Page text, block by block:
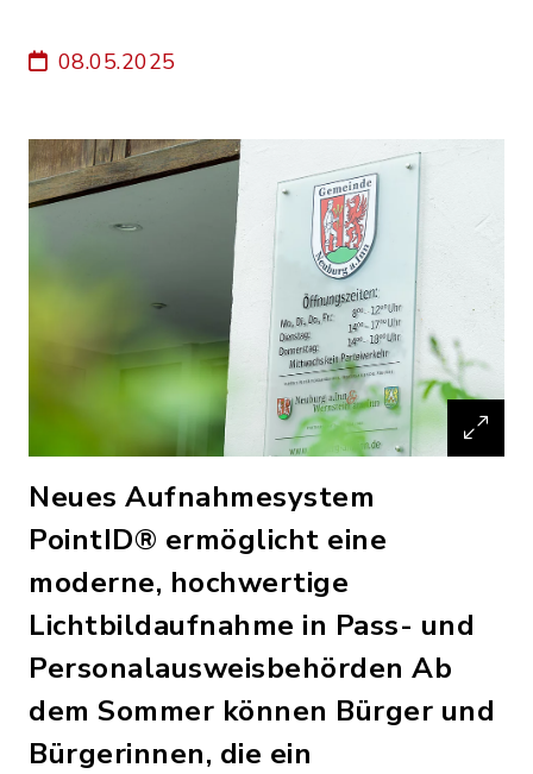
08.05.2025
Neues Aufnahmesystem
PointID® ermöglicht eine
moderne, hochwertige
Lichtbildaufnahme in Pass- und
Personalausweisbehörden Ab
dem Sommer können Bürger und
Bürgerinnen, die ein